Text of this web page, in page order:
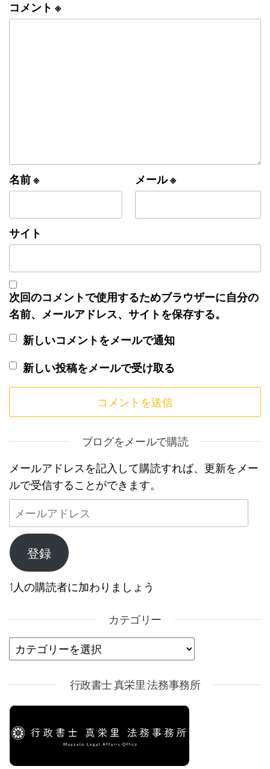
コメント ※
名前※ メール※
サイト
次回のコメントで使用するためブラウザーに自分の
名前、メールアドレス、サイトを保存する。
新しいコメントをメールで通知
新しい投稿をメールで受け取る
ブログをメールで購読
メールアドレスを記入して購読すれば、更新をメー
ルで受信することができます。
メールアドレス
登録
1人の購読者に加わりましょう
カテゴリー
カテゴリー
行政書士 真栄里 法務事務所